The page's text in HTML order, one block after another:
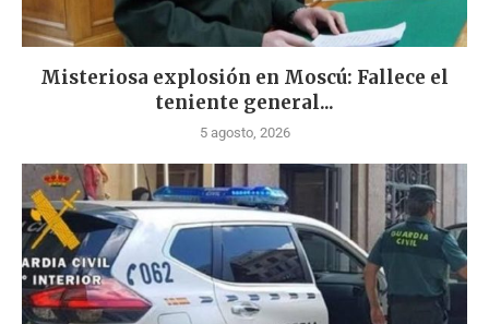
Misteriosa explosión en Moscú: Fallece el
teniente general...
5 agosto, 2026